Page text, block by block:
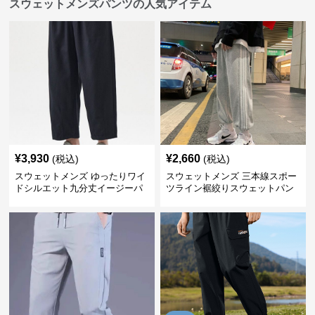
スウェットメンズパンツの人気アイテム
¥3,930 (税込)
スウェットメンズ ゆったりワイ
ドシルエット九分丈イージーパ
¥2,660 (税込)
スウェットメンズ 三本線スポー
ツライン裾絞りスウェットパン